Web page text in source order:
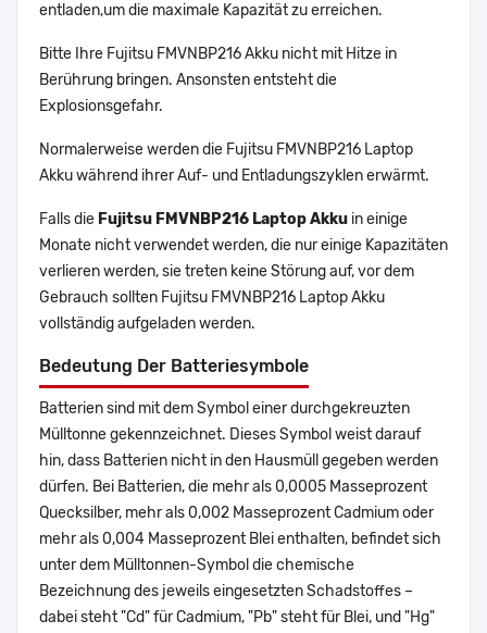
entladen,um die maximale Kapazität zu erreichen.
Bitte Ihre Fujitsu FMVNBP216 Akku nicht mit Hitze in
Berührung bringen. Ansonsten entsteht die
Explosionsgefahr.
Normalerweise werden die Fujitsu FMVNBP216 Laptop
Akku während ihrer Auf- und Entladungszyklen erwärmt.
Falls die Fujitsu FMVNBP216 Laptop Akku in einige
Monate nicht verwendet werden, die nur einige Kapazitäten
verlieren werden, sie treten keine Störung auf, vor dem
Gebrauch sollten Fujitsu FMVNBP216 Laptop Akku
vollständig aufgeladen werden.
Bedeutung Der Batteriesymbole
Batterien sind mit dem Symbol einer durchgekreuzten
Mülltonne gekennzeichnet. Dieses Symbol weist darauf
hin, dass Batterien nicht in den Hausmüll gegeben werden
dürfen. Bei Batterien, die mehr als 0,0005 Masseprozent
Quecksilber, mehr als 0,002 Masseprozent Cadmium oder
mehr als 0,004 Masseprozent Blei enthalten, befindet sich
unter dem Mülltonnen-Symbol die chemische
Bezeichnung des jeweils eingesetzten Schadstoffes –
dabei steht "Cd" für Cadmium, "Pb" steht für Blei, und "Hg"